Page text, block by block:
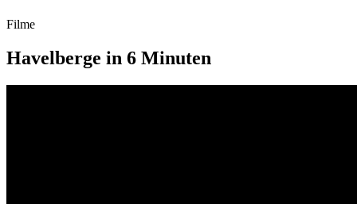
Filme
Havelberge in 6 Minuten